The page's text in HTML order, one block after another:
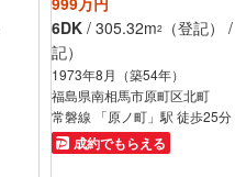
6DK / 305.32m2
（登記
記）
1973年8月（築54年）
福島県南相馬市原町区北町
常磐線 「原ノ町」駅 徒歩25分
成約でもらえる